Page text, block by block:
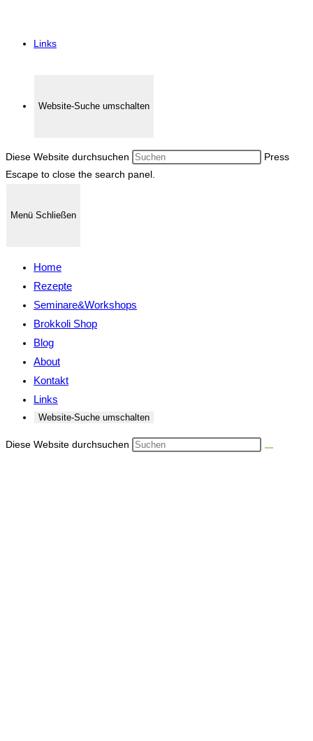
Links
Website-Suche umschalten
Diese Website durchsuchen
Press
Escape to close the search panel.
Menü Schließen
Home
Rezepte
Seminare&Workshops
Brokkoli Shop
Blog
About
Kontakt
Links
Website-Suche umschalten
Diese Website durchsuchen